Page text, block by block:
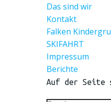
Das sind wir
Kontakt
Falken
SKIFAHRT
Impressum
Berichte
Auf der Seite